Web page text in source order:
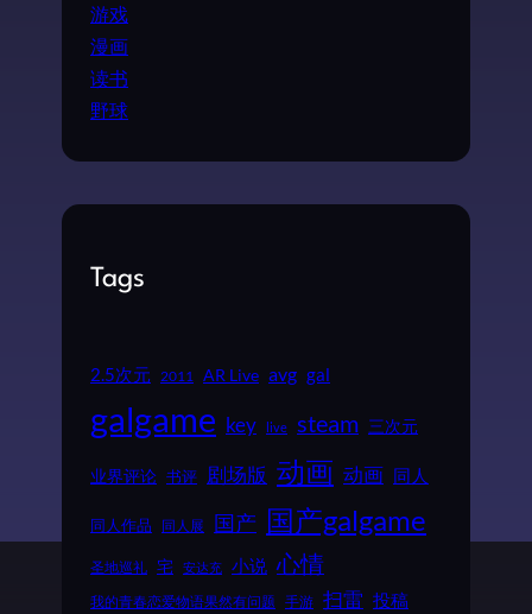
游戏
漫画
读书
野球
Tags
2.5次元 2011 AR Live avg gal
galgame key live steam 三次元
业界评论 书评 剧场版 动画 动画 同人
同人作品 同人展 国产 国产galgame
圣地巡礼 宅 安达充 小说 心情
我的青春恋爱物语果然有问题 手游 扫雷 投稿